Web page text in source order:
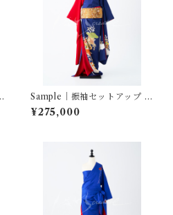
Sample｜振袖セットアップ …
雲重ね吉祥花冊子文／赤三越
縮緬
¥275,000